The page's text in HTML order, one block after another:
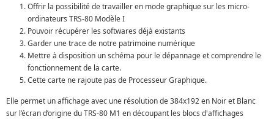
Offrir la possibilité de travailler en mode graphique sur les micro-
ordinateurs TRS-80 Modèle I
Pouvoir récupérer les softwares déjà existants
Garder une trace de notre patrimoine numérique
Mettre à disposition un schéma pour le dépannage et comprendre le
fonctionnement de la carte.
Cette carte ne rajoute pas de Processeur Graphique.
Elle permet un affichage avec une résolution de 384x192 en Noir et Blanc
sur l’écran d’origine du TRS-80 M1 en découpant les blocs d'affichages